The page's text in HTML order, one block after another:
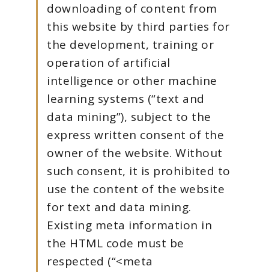
downloading of content from
this website by third parties for
the development, training or
operation of artificial
intelligence or other machine
learning systems (“text and
data mining”), subject to the
express written consent of the
owner of the website. Without
such consent, it is prohibited to
use the content of the website
for text and data mining.
Existing meta information in
the HTML code must be
respected (“<meta